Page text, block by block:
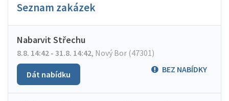
Seznam zakázek
Nabarvit Střechu
8.8. 14:42 - 31.8. 14:42, Nový Bor (47301)
BEZ NABÍDKY
Dát nabídku